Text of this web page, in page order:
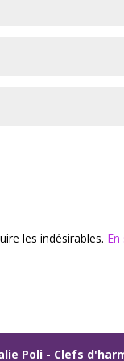
les indésirables.
Poli - Clefs